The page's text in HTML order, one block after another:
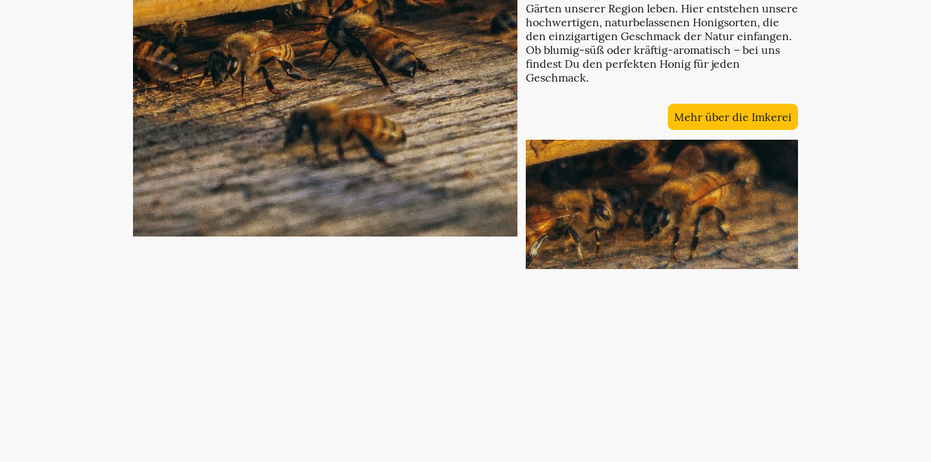
Gärten unserer Region leben. Hier entstehen unsere
hochwertigen, naturbelassenen Honigsorten, die
den einzigartigen Geschmack der Natur einfangen.
Ob blumig-süß oder kräftig-aromatisch – bei uns
findest Du den perfekten Honig für jeden
Geschmack.
Mehr über die Imkerei